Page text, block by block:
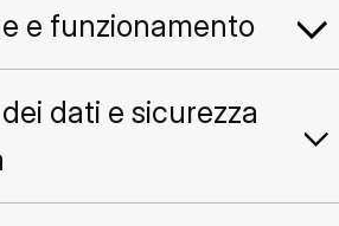
e funzionamento
dati e sicurezza